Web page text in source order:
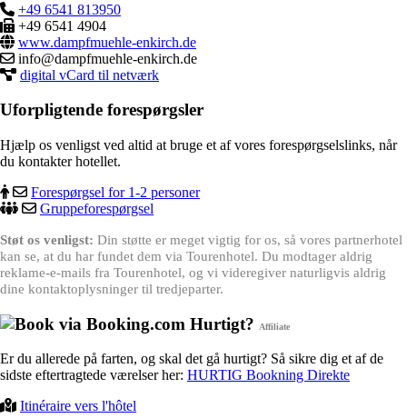
+49 6541 813950
+49 6541 4904
www.dampfmuehle-enkirch.de
info@dampfmuehle-enkirch.de
digital vCard til netværk
Uforpligtende forespørgsler
Hjælp os venligst ved altid at bruge et af vores forespørgselslinks, når
du kontakter hotellet.
Forespørgsel for 1-2 personer
Gruppeforespørgsel
Støt os venligst: Din støtte er meget vigtig for os, så vores partnerhotel
kan se, at du har fundet dem via Tourenhotel. Du modtager aldrig
reklame-e-mails fra Tourenhotel, og vi videregiver naturligvis aldrig
dine kontaktoplysninger til tredjeparter.
Hurtigt? Affiliate
Er du allerede på farten, og skal det gå hurtigt? Så sikre dig et af de
sidste eftertragtede værelser her: HURTIG Bookning Direkte
Itinéraire vers l'hôtel